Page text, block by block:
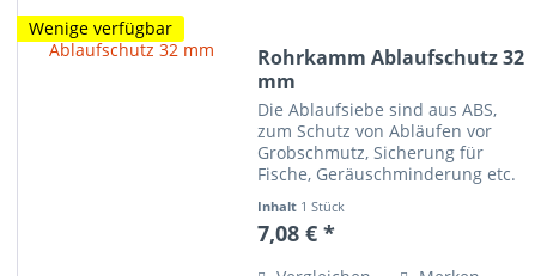
Wenige verfügbar
Rohrkamm Ablaufschutz 32
mm
Die Ablaufsiebe sind aus ABS,
zum Schutz von Abläufen vor
Grobschmutz, Sicherung für
Fische, Geräuschminderung etc.
Inhalt 1 Stück
7,08 € *